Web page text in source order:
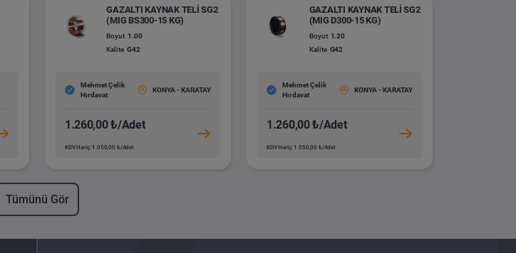
GAZALTI KAYNAK TELİ SG2
(MIG BS300-15 KG)
Boyut 1.00
Kalite G42
Mehmet Çelik
Hırdavat
KONYA - KARATAY
1.260,00 ₺/Adet
KDV Hariç: 1.050,00 ₺/Adet
GAZALTI KAYNAK TELİ SG2
(MIG D300-15 KG)
Boyut 1.20
Kalite G42
Mehmet Çelik
Hırdavat
KONYA - KARATAY
1.260,00 ₺/Adet
KDV Hariç: 1.050,00 ₺/Adet
Tümünü Gör